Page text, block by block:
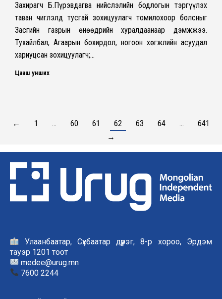
Захирагч Б.Пүрэвдагва нийслэлийн бодлогын тэргүүлэх
таван чиглэлд тусгай зохицуулагч томилохоор болсныг
Засгийн газрын өнөөдрийн хуралдаанаар дэмжжээ.
Тухайлбал, Агаарын бохирдол, ногоон хөгжлийн асуудал
хариуцсан зохицуулагч;…
Цааш унших
← 1 … 60 61 62 63 64 …
641
→
Улаанбаатар, Сүхбаатар дүүрэг, 8-р хороо, Эрдэм
тауэр 1201 тоот
medee@urug.mn
7600 2244